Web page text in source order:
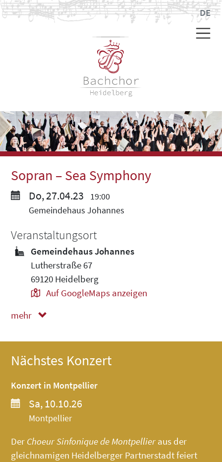
DE
Sopran – Sea Symphony
Do, 27.04.23
19:00
Gemeindehaus Johannes
Veranstaltungsort
Gemeindehaus Johannes
Lutherstraße 67
69120 Heidelberg
Auf GoogleMaps anzeigen
mehr
Nächstes Konzert
Konzert in Montpellier
Sa, 10.10.26
Montpellier
Der Choeur Sinfonique de Montpellier aus der
gleichnamigen Heidelberger Partnerstadt feiert